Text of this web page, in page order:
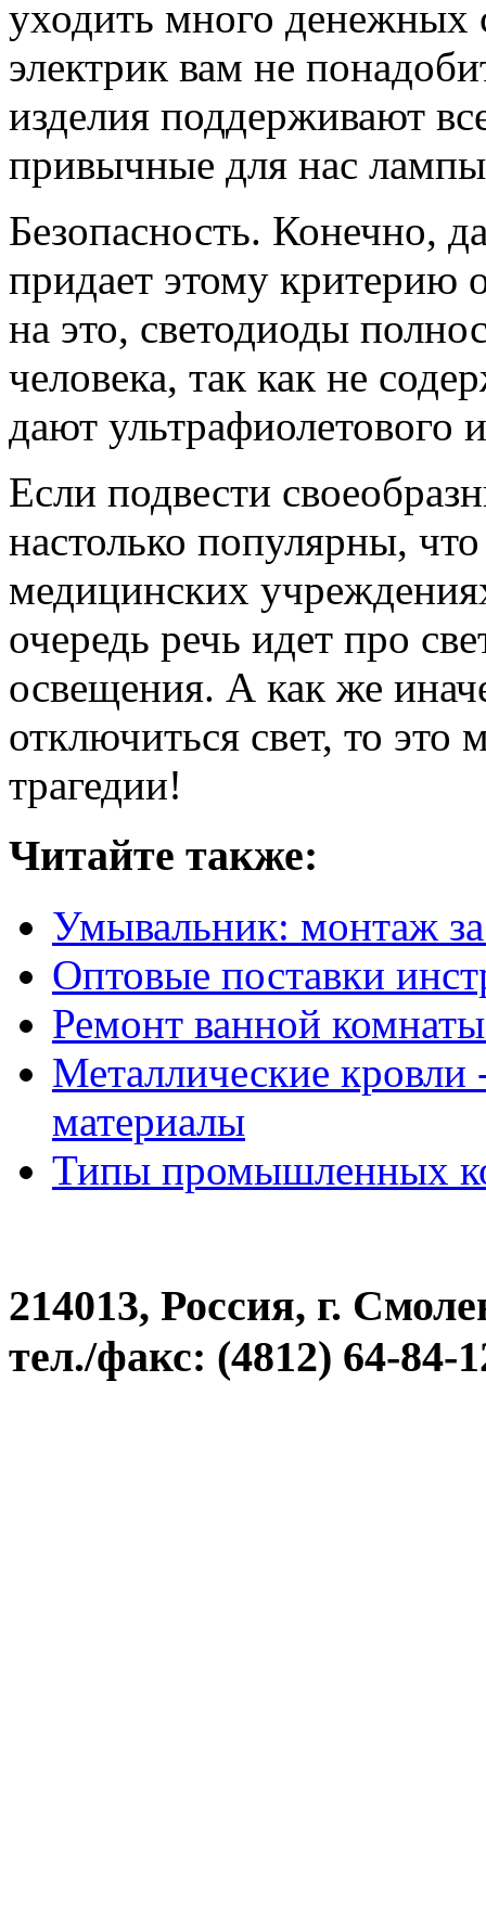
уходить много денежных
электрик вам не
изделия поддерживают
привычные для нас
Безопасность. Конечно,
придает этому критерию
на это, светодиоды
человека, так как не
дают ультрафиолетового
Если подвести
настолько популярны,
медицинских
очередь речь идет про
освещения. А как же
отключиться свет, то это
трагедии!
Читайте также:
Умывальник: монтаж
Оптовые поставки
Ремонт ванной
Металлические кровли
материалы
Типы промышленных
214013, Россия, г.
тел./факс: (4812) 64-84-